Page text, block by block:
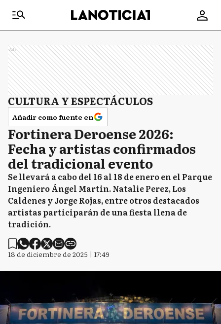
Ads
CULTURA Y ESPECTÁCULOS
Añadir como fuente en
Fortinera Deroense 2026:
Fecha y artistas confirmados
del tradicional evento
Se llevará a cabo del 16 al 18 de enero en el Parque
Ingeniero Ángel Martin. Natalie Perez, Los
Caldenes y Jorge Rojas, entre otros destacados
artistas participarán de una fiesta llena de
tradición.
18 de diciembre de 2025 | 17:49